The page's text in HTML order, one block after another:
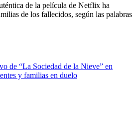
de la película de Netflix ha
de los fallecidos, según las palabras